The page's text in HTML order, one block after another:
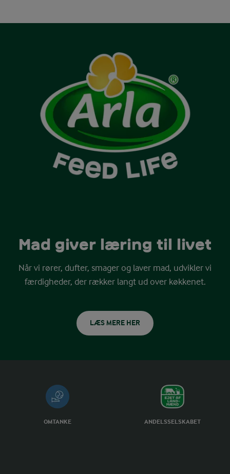
Mad giver læring til livet
Når vi rører, dufter, smager og laver mad, udvikler vi
færdigheder, der rækker langt ud over køkkenet.
LÆS MERE HER
OMTANKE ANDELSSELSKABET